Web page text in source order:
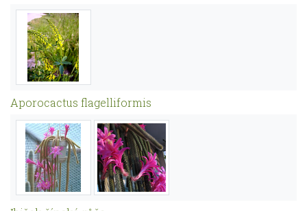
Aporocactus flagelliformis